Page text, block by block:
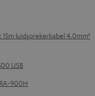
luidsprekerkabel 4.0mm²
USB
900H